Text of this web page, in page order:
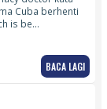
Cuba berhenti
is be…
BACA LAGI